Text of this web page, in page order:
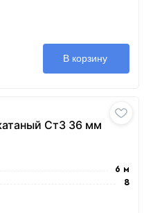
В корзину
Ст3 36 мм
6 м
8